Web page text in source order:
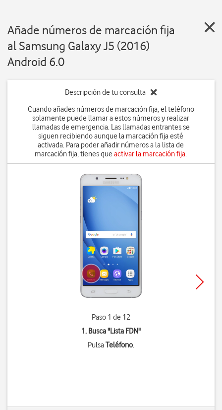
Añade números de marcación fija
al Samsung Galaxy J5 (2016)
Android 6.0
Descripción de tu consulta
Cuando añades números de marcación fija, el teléfono
solamente puede llamar a estos números y realizar
llamadas de emergencia. Las llamadas entrantes se
siguen recibiendo aunque la marcación fija esté
activada. Para poder añadir números a la lista de
marcación fija, tienes queactivar la marcación fija.
Paso 1 de 12
1. Busca "Lista FDN"
PulsaTeléfono.